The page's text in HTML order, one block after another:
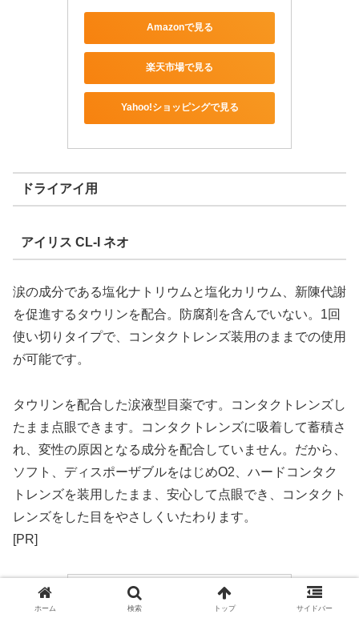
Amazonで見る
楽天市場で見る
Yahoo!ショッピングで見る
ドライアイ用
アイリス CL-I ネオ
涙の成分である塩化ナトリウムと塩化カリウム、新陳代謝
を促進するタウリンを配合。防腐剤を含んでいない。1回
使い切りタイプで、コンタクトレンズ装用のままでの使用
が可能です。
タウリンを配合した涙液型目薬です。コンタクトレンズし
たまま点眼できます。コンタクトレンズに吸着して蓄積さ
れ、変性の原因となる成分を配合していません。だから、
ソフト、ディスポーザブルをはじめO2、ハードコンタク
トレンズを装用したまま、安心して点眼でき、コンタクト
レンズをした目をやさしくいたわります。
[PR]
ホーム 検索 トップ サイドバー